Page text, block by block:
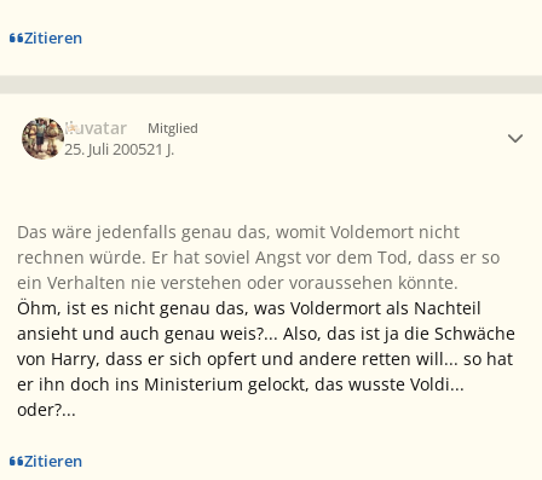
Zitieren
Iluvatar Mitglied
25. Juli 200521 J.
Das wäre jedenfalls genau das, womit Voldemort nicht
rechnen würde. Er hat soviel Angst vor dem Tod, dass er so
ein Verhalten nie verstehen oder voraussehen könnte.
Öhm, ist es nicht genau das, was Voldermort als Nachteil
ansieht und auch genau weis?... Also, das ist ja die Schwäche
von Harry, dass er sich opfert und andere retten will... so hat
er ihn doch ins Ministerium gelockt, das wusste Voldi...
oder?...
Zitieren